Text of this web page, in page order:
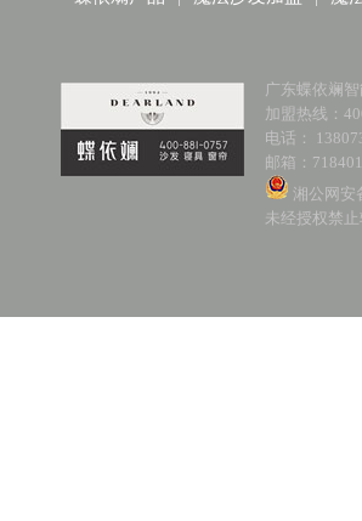
广东蝶依斓
加盟热线：
电话：
邮箱：
湘公网安
未经授权禁